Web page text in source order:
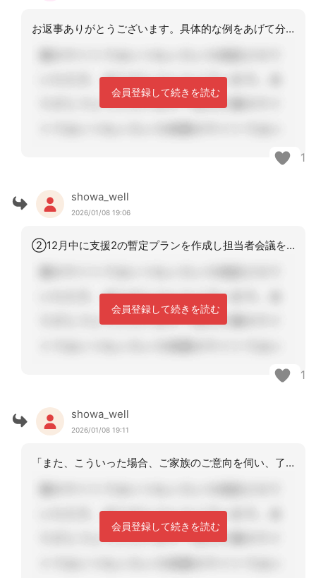
お返事ありがとうございます。具体的な例をあげて分かりやすく理由を教えてくださり大
会員登録して続きを読む
1
showa_well
2026/01/08 19:06
②12月中に支援2の暫定プランを作成し担当者会議を開きました。見込み通りの介護度
会員登録して続きを読む
1
showa_well
2026/01/08 19:11
「また、こういった場合、ご家族のご意向を伺い、了承が得られれば、結果が支援でも介
会員登録して続きを読む